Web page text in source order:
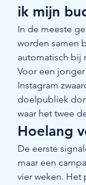
ik mijn
In de meeste
worden samen
automatisch bij
Voor een
Instagram
doelpubliek
waar het twee
Hoelang
De eerste
maar een
vier weken.